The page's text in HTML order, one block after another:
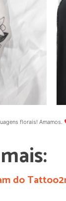
florais! Amamos.
do